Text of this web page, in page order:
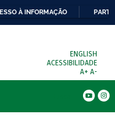
À INFORMAÇÃO
ENGLISH
ACESSIBILIDADE
A+ A-